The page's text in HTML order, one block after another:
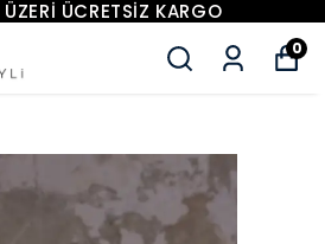
3000 TL VE ÜZERİ
0